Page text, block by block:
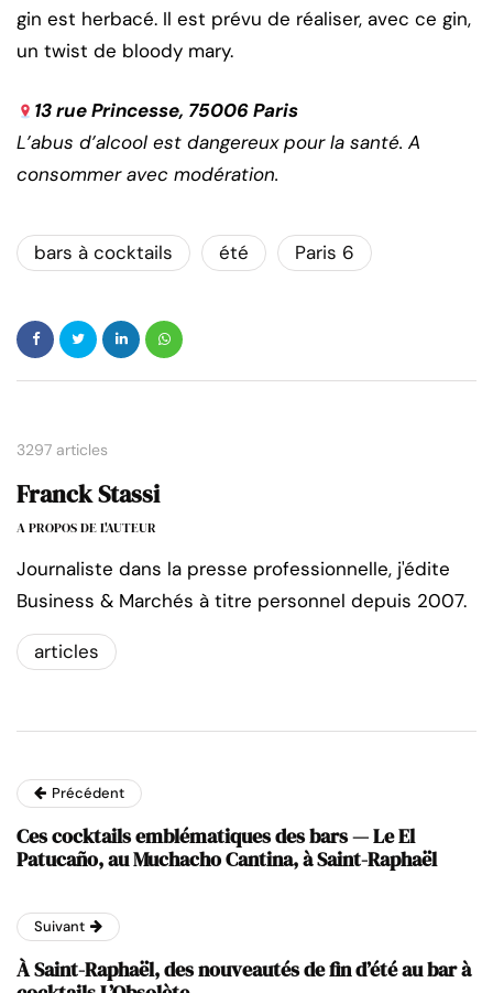
gin est herbacé. Il est prévu de réaliser, avec ce gin,
un twist de bloody mary.
13 rue Princesse, 75006 Paris
L’abus d’alcool est dangereux pour la santé. A
consommer avec modération.
bars à cocktails été Paris 6
3297 articles
Franck Stassi
A PROPOS DE L'AUTEUR
Journaliste dans la presse professionnelle, j'édite
Business & Marchés à titre personnel depuis 2007.
articles
Précédent
Ces cocktails emblématiques des bars — Le El
Patucaño, au Muchacho Cantina, à Saint-Raphaël
Suivant
À Saint-Raphaël, des nouveautés de fin d’été au bar à